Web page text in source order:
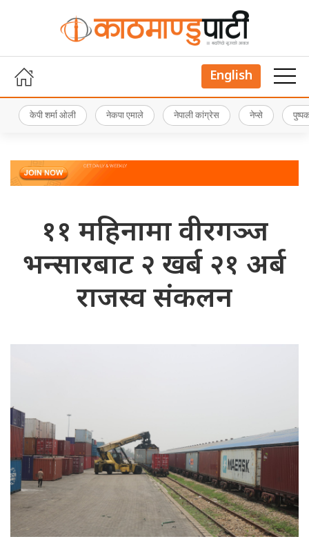
English
केपी शर्मा ओली नेकपा एमाले नेपाली कांग्रेस नेप्से
११ महिनामा वीरगञ्ज
भन्सारबाट २ खर्ब २१ अर्ब
राजस्व संकलन